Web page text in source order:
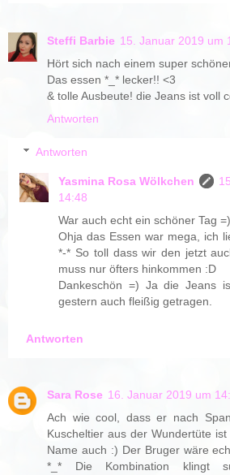
Steffi Barbie 15. Januar 2019 um
Hört sich nach einem super
Das essen *_* lecker!! <3
& tolle Ausbeute! die Jeans ist voll
Antworten
Antworten
Yasmina Rosa Wölkchen
14:48
War auch echt ein schöner Tag =)
Ohja das Essen war mega, ich
*-* So toll dass wir den jetzt
muss nur öfters hinkommen :D
Dankeschön =) Ja die Jeans
gestern auch fleißig getragen.
Antworten
Sara Rose 16. Januar 2019 um
Ach wie cool, dass er nach
Kuscheltier aus der Wundertüte
Name auch :) Der Bruger wäre
*_* Die Kombination klingt